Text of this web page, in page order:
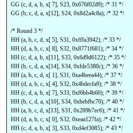
GG (c, d, a, b, x[ 7], S23, 0x676f02d9); /* 31 */
GG (b, c, d, a, x[12], S24, 0x8d2a4c8a); /* 32 */
/* Round 3 */
HH (a, b, c, d, x[ 5], S31, 0xfffa3942); /* 33 */
HH (d, a, b, c, x[ 8], S32, 0x8771f681); /* 34 */
HH (c, d, a, b, x[11], S33, 0x6d9d6122); /* 35 */
HH (b, c, d, a, x[14], S34, 0xfde5380c); /* 36 */
HH (a, b, c, d, x[ 1], S31, 0xa4beea44); /* 37 */
HH (d, a, b, c, x[ 4], S32, 0x4bdecfa9); /* 38 */
HH (c, d, a, b, x[ 7], S33, 0xf6bb4b60); /* 39 */
HH (b, c, d, a, x[10], S34, 0xbebfbc70); /* 40 */
HH (a, b, c, d, x[13], S31, 0x289b7ec6); /* 41 */
HH (d, a, b, c, x[ 0], S32, 0xeaa127fa); /* 42 */
HH (c, d, a, b, x[ 3], S33, 0xd4ef3085); /* 43 */